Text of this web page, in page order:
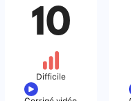
10
Difficile